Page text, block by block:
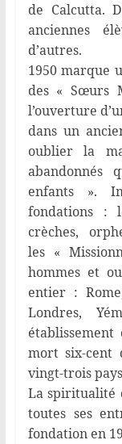
de Calcutta.
anciennes
d’autres.
1950 marque
des « Sœurs
l’ouverture
dans un
oublier la
abandonnés
enfants ».
fondations :
crèches,
les «
hommes et
entier :
Londres,
mort six-cent
vingt-trois
La spiritualité
toutes ses
fondation en